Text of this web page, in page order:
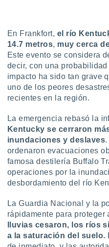
de
te
de que
sean
se
para
ni para
o
no
Puedes
acceder a
web a
En Frankfort, el río
14.7 metros, muy cerca
Este evento se considera
decir, con una
impacto ha sido tan grave
uno de los peores
recientes en la región.
La emergencia rebasó la
Kentucky se cerraron
inundaciones y deslaves
ordenaron evacuaciones
famosa destilería Buffalo
operaciones por la
desbordamiento del río
La Guardia Nacional y la
rápidamente para proteger
lluvias cesaron, los ríos
a la saturación del suelo.